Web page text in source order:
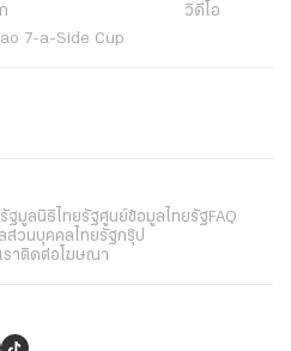
วิดีโอ
7-a-Side Cup
ฐมูลนิธิไทยรัฐศูนย์ข้อมูลไทยรัฐ FAQ
ส่วนบุคคลไทยรัฐกรุ๊ป
าติดต่อโฆษณา